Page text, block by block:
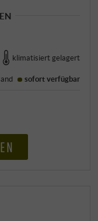
klimatisiert gelagert
sofort verfügbar